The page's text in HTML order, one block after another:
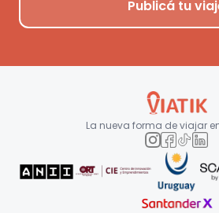
Publicá tu
La nueva forma de viajar